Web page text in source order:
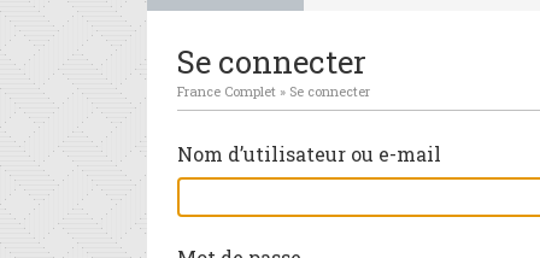
Se connecter
France Complet » Se connecter
Nom d’utilisateur ou e-mail